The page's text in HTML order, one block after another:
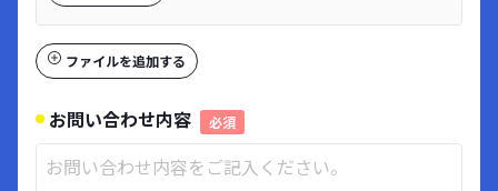
ファイルを追加する
お問い合わせ内容 必須